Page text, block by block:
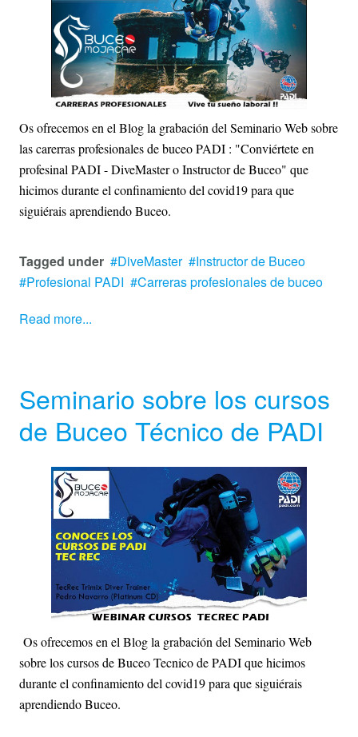
Os ofrecemos en el Blog la grabación del Seminario Web sobre
las carerras profesionales de buceo PADI : "Conviértete en
profesinal PADI - DiveMaster o Instructor de Buceo" que
hicimos durante el confinamiento del covid19 para que
siguiérais aprendiendo Buceo.
Tagged under DiveMaster
Instructor de Buceo
Profesional PADI
Carreras profesionales de buceo
Read more...
Seminario sobre los cursos
de Buceo Técnico de PADI
Os ofrecemos en el Blog la grabación del Seminario Web
sobre los cursos de Buceo Tecnico de PADI que hicimos
durante el confinamiento del covid19 para que siguiérais
aprendiendo Buceo.